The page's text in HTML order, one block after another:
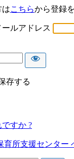
はこちらから登録
ルアドレス
存する
すか ?
所支援センター